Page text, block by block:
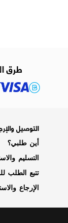
طرق
التوصيل
أين طلبي؟
التسليم
تتبع الطلب
الإرجاع